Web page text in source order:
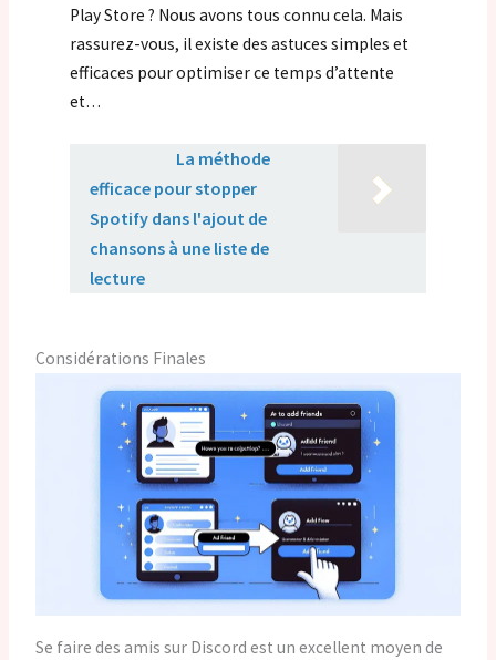
Play Store ? Nous avons tous connu cela. Mais
rassurez-vous, il existe des astuces simples et
efficaces pour optimiser ce temps d’attente
et…
La méthode
efficace pour stopper
Spotify dans l'ajout de
chansons à une liste de
lecture
Considérations Finales
Se faire des amis sur Discord est un excellent moyen de